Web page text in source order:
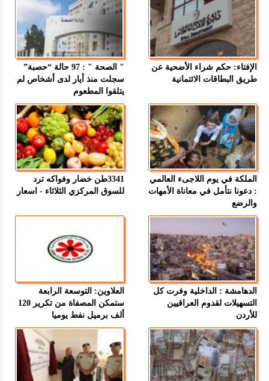
الإفتاء: حكم شراء الأضحية عن
طريق البطاقات الائتمانية
" الصحة " : 97 حالة “حصبة”
سجلت منذ أيار لدى أشخاص لم
يتلقوا المطعوم
الملكة في يوم اللاجىء العالمي
: دعونا نتأمل في معاناة الأمهات
والرضع
3341طن خضار وفواكه ترد
للسوق المركزي الثلاثاء - اسعار
الدهامشة : الداخلية وفرت كل
التسهيلات لقدوم العراقيين
للأردن
العلاوين: التوسعة الرابعة
ستمكن المصفاة من تكرير 120
ألف برميل نفط يوميا